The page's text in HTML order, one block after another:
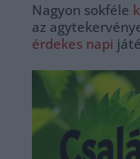
Nagyon sokféle
az
érdekes napi